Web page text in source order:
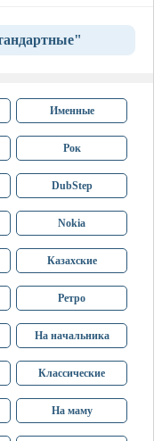
Именные
Рок
DubStep
Nokia
Казахские
Ретро
На начальника
Классические
На маму